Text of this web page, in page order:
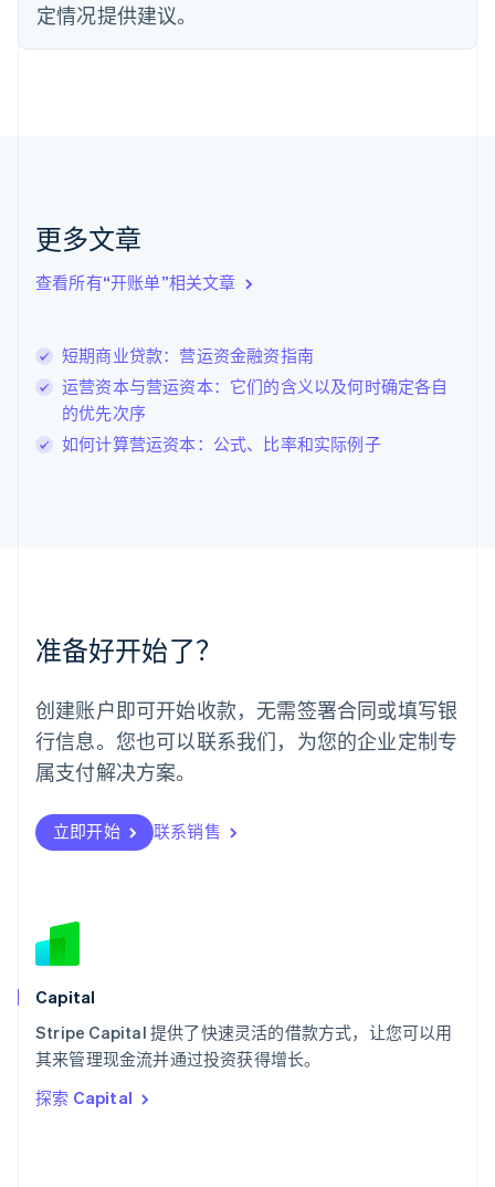
定情况提供建议。
更多文章
查看所有“开账单”相关文章
短期商业贷款：营运资金融资指南
运营资本与营运资本：它们的含义以及何时确定各自
的优先次序
如何计算营运资本：公式、比率和实际例子
准备好开始了？
创建账户即可开始收款，无需签署合同或填写银
行信息。您也可以联系我们，为您的企业定制专
属支付解决方案。
立即开始 联系销售
Capital
Stripe Capital 提供了快速灵活的借款方式，让您可以用
其来管理现金流并通过投资获得增长。
探索 Capital
芬兰
EnglishSvenska
English Italiano
拉脱维亚
立陶宛
Deutsch English
卢森堡
Français DeutschEnglish
罗马尼亚
English
挪威
葡萄牙
Português English
日本
日本語English
瑞典
瑞士
DeutschFrançais
斯洛伐克
斯洛文尼亚
泰国
ไทยEnglish
希腊
English
西班牙